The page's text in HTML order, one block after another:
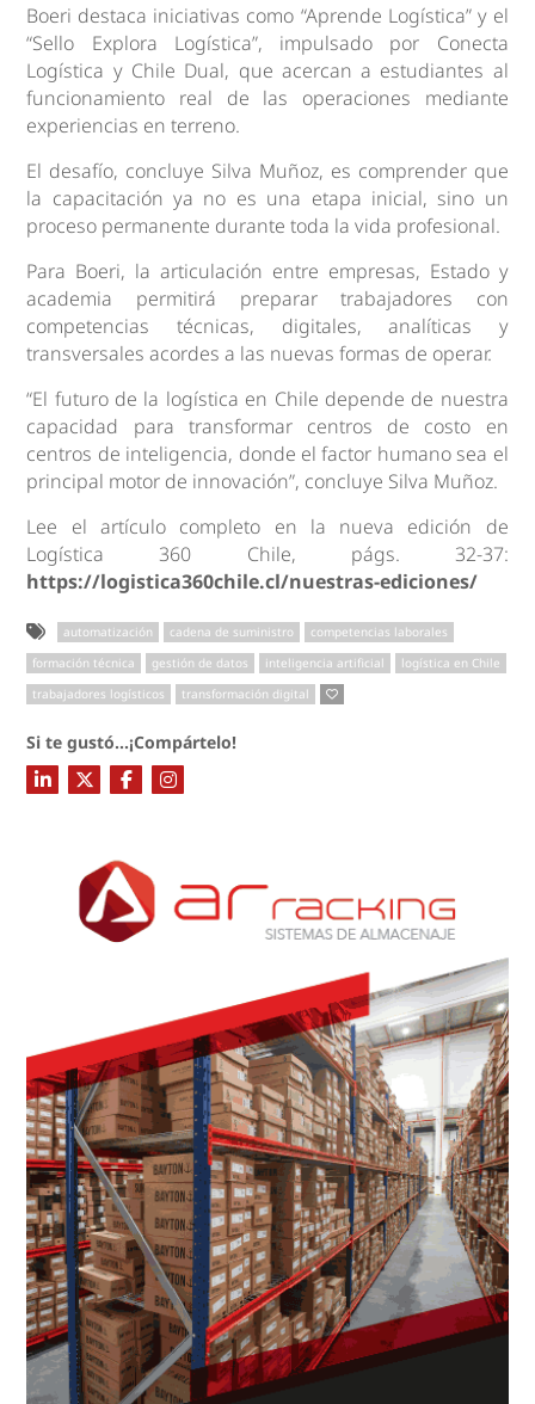
Boeri destaca iniciativas como “Aprende Logística” y el
“Sello Explora Logística”, impulsado por Conecta
Logística y Chile Dual, que acercan a estudiantes al
funcionamiento real de las operaciones mediante
experiencias en terreno.
El desafío, concluye Silva Muñoz, es comprender que
la capacitación ya no es una etapa inicial, sino un
proceso permanente durante toda la vida profesional.
Para Boeri, la articulación entre empresas, Estado y
academia permitirá preparar trabajadores con
competencias técnicas, digitales, analíticas y
transversales acordes a las nuevas formas de operar.
“El futuro de la logística en Chile depende de nuestra
capacidad para transformar centros de costo en
centros de inteligencia, donde el factor humano sea el
principal motor de innovación”, concluye Silva Muñoz.
Lee el artículo completo en la nueva edición de
Logística 360 Chile, págs. 32-37:
https://logistica360chile.cl/nuestras-ediciones/
automatización cadena de suministro
competencias laborales
formación técnica
gestión de datos inteligencia artificial
logística en Chile
trabajadores logísticos
transformación digital
Si te gustó...¡Compártelo!